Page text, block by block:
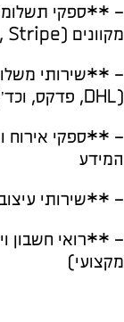
– **ספקי
מקוונים (PayPal, Stripe, וכד’)
– **שירותי
(DHL, פדקס, וכד’)
– **ספקי אירוח
המידע
– **שירותי
– **רואי חשבון
מקצועי)